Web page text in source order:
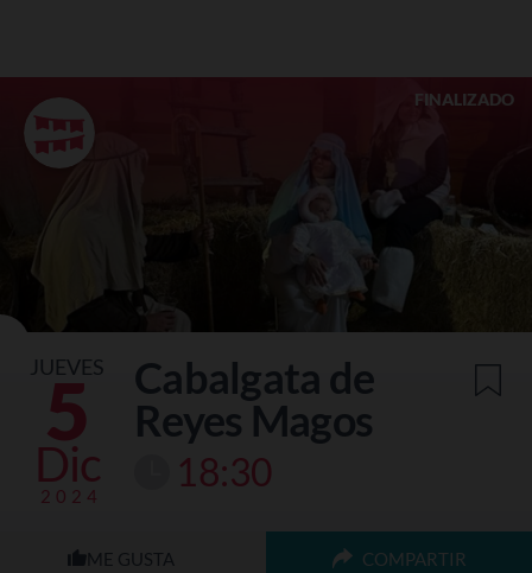
FINALIZADO
JUEVES
5
Dic
2024
Cabalgata de
Reyes Magos
18:30
COMPARTIR